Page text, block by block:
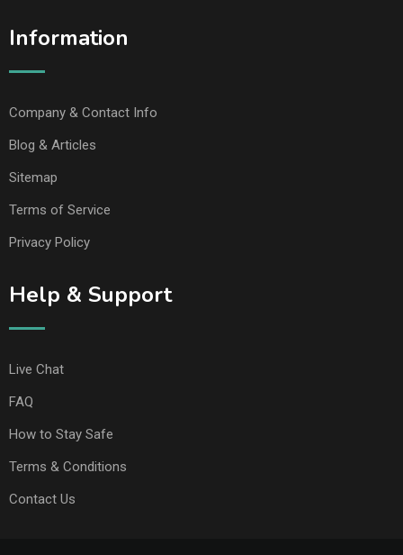
Information
Company & Contact Info
Blog & Articles
Sitemap
Terms of Service
Privacy Policy
Help & Support
Live Chat
FAQ
How to Stay Safe
Terms & Conditions
Contact Us